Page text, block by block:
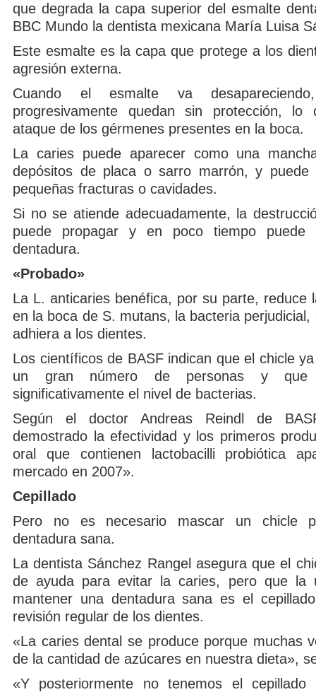
que degrada la capa superior del esmalte
BBC Mundo la dentista mexicana María Luisa
Este esmalte es la capa que protege a los
agresión externa.
Cuando el esmalte va
progresivamente quedan sin protección, lo
ataque de los gérmenes presentes en la boca.
La caries puede aparecer como una
depósitos de placa o sarro marrón, y puede
pequeñas fracturas o cavidades.
Si no se atiende adecuadamente, la
puede propagar y en poco tiempo puede
dentadura.
«Probado»
La L. anticaries benéfica, por su parte, reduce
en la boca de S. mutans, la bacteria perjudicial,
adhiera a los dientes.
Los científicos de BASF indican que el chicle
un gran número de personas y que
significativamente el nivel de bacterias.
Según el doctor Andreas Reindl de
demostrado la efectividad y los primeros
oral que contienen lactobacilli probiótica
mercado en 2007».
Cepillado
Pero no es necesario mascar un chicle
dentadura sana.
La dentista Sánchez Rangel asegura que el
de ayuda para evitar la caries, pero que la
mantener una dentadura sana es el
revisión regular de los dientes.
«La caries dental se produce porque muchas
de la cantidad de azúcares en nuestra dieta»,
«Y posteriormente no tenemos el cepillado